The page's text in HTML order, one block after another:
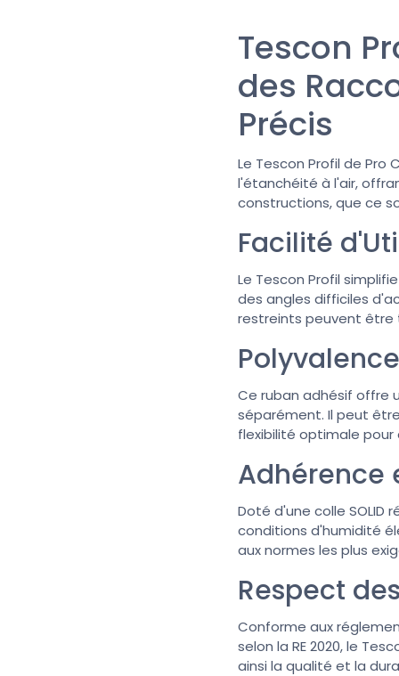
Tescon
des
Précis
Le Tescon Profil de Pro
l'étanchéité à l'air,
constructions, que ce
Facilité
Le Tescon Profil
des angles difficiles
restreints peuvent être
Ce ruban adhésif offre
séparément. Il peut
flexibilité optimale
Adhérence
Doté d'une colle SOLID
conditions d'humidité
aux normes les plus
Respect
Conforme aux
selon la RE 2020, le
ainsi la qualité et la